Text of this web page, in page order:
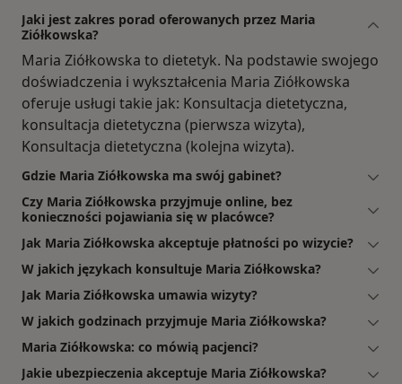
Jaki jest zakres porad oferowanych przez Maria
Ziółkowska?
Maria Ziółkowska to dietetyk. Na podstawie swojego
doświadczenia i wykształcenia Maria Ziółkowska
oferuje usługi takie jak: Konsultacja dietetyczna,
konsultacja dietetyczna (pierwsza wizyta),
Konsultacja dietetyczna (kolejna wizyta).
Gdzie Maria Ziółkowska ma swój gabinet?
Czy Maria Ziółkowska przyjmuje online, bez
konieczności pojawiania się w placówce?
Jak Maria Ziółkowska akceptuje płatności po wizycie?
W jakich językach konsultuje Maria Ziółkowska?
Jak Maria Ziółkowska umawia wizyty?
W jakich godzinach przyjmuje Maria Ziółkowska?
Maria Ziółkowska: co mówią pacjenci?
Jakie ubezpieczenia akceptuje Maria Ziółkowska?